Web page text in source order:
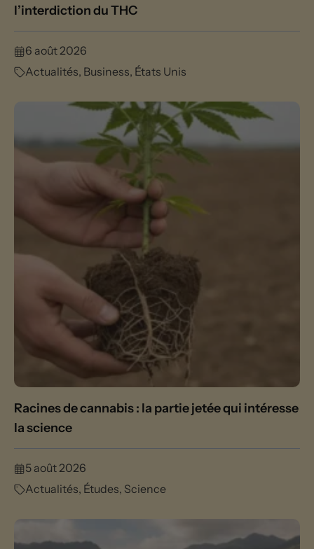
l’interdiction du THC
6 août 2026
Actualités, Business, États Unis
Racines de cannabis : la partie jetée qui intéresse
la science
5 août 2026
Actualités, Études, Science